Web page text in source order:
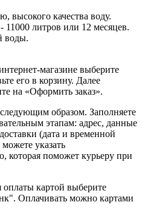
высокого качества воду.
11000 литров или 12 месяцев.
воды.
магазине выберите
его в корзину. Далее
на «Оформить заказ».
образом. Заполняете
этапам: адрес, данные
(дата и временной
указать
поможет курьеру при
картой выберите
Оплачивать можно картами